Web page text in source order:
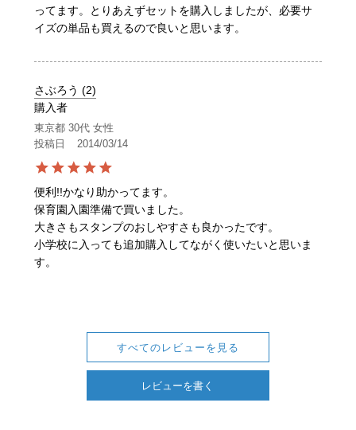
ってます。とりあえずセットを購入しましたが、必要サ
イズの単品も買えるので良いと思います。
さぶろう
2
購入者
東京都 30代 女性
投稿日
2014/03/14
便利!!かなり助かってます。
保育園入園準備で買いました。
大きさもスタンプのおしやすさも良かったです。
小学校に入っても追加購入してながく使いたいと思いま
す。
すべてのレビューを見る
レビューを書く